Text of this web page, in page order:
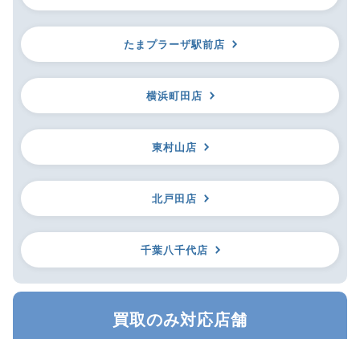
たまプラーザ駅前店
横浜町田店
東村山店
北戸田店
千葉八千代店
買取のみ対応店舗